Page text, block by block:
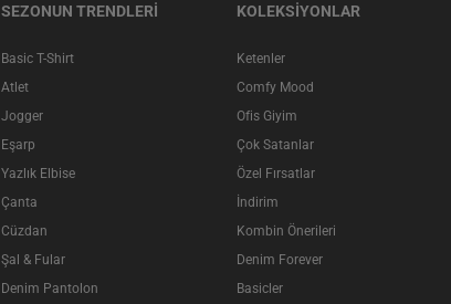
SEZONUN TRENDLERİ
Basic T-Shirt
Atlet
Jogger
Eşarp
Yazlık Elbise
Çanta
Cüzdan
Şal & Fular
Denim Pantolon
KOLEKSİYONLAR
Ketenler
Comfy Mood
Ofis Giyim
Çok Satanlar
Özel Fırsatlar
İndirim
Kombin Önerileri
Denim Forever
Basicler